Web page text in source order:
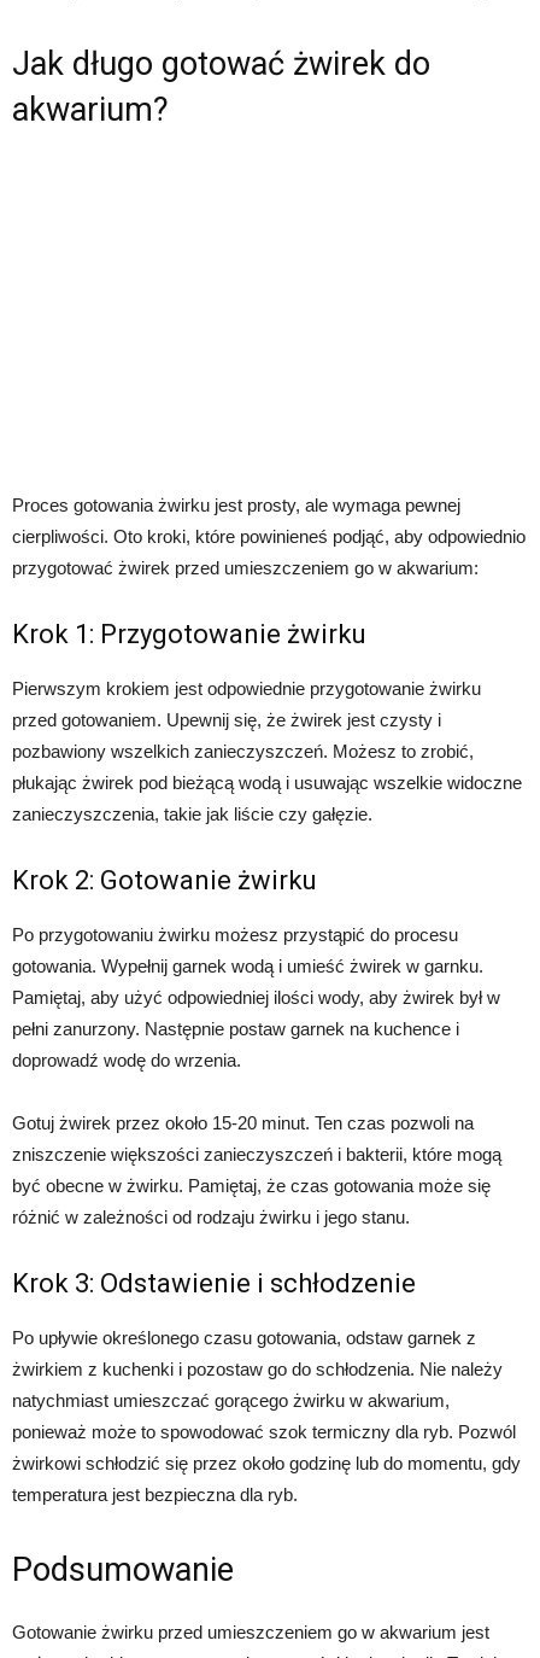
Jak długo gotować żwirek do
akwarium?
Proces gotowania żwirku jest prosty, ale wymaga pewnej
cierpliwości. Oto kroki, które powinieneś podjąć, aby odpowiednio
przygotować żwirek przed umieszczeniem go w akwarium:
Krok 1: Przygotowanie żwirku
Pierwszym krokiem jest odpowiednie przygotowanie żwirku
przed gotowaniem. Upewnij się, że żwirek jest czysty i
pozbawiony wszelkich zanieczyszczeń. Możesz to zrobić,
płukając żwirek pod bieżącą wodą i usuwając wszelkie widoczne
zanieczyszczenia, takie jak liście czy gałęzie.
Krok 2: Gotowanie żwirku
Po przygotowaniu żwirku możesz przystąpić do procesu
gotowania. Wypełnij garnek wodą i umieść żwirek w garnku.
Pamiętaj, aby użyć odpowiedniej ilości wody, aby żwirek był w
pełni zanurzony. Następnie postaw garnek na kuchence i
doprowadź wodę do wrzenia.
Gotuj żwirek przez około 15-20 minut. Ten czas pozwoli na
zniszczenie większości zanieczyszczeń i bakterii, które mogą
być obecne w żwirku. Pamiętaj, że czas gotowania może się
różnić w zależności od rodzaju żwirku i jego stanu.
Krok 3: Odstawienie i schłodzenie
Po upływie określonego czasu gotowania, odstaw garnek z
żwirkiem z kuchenki i pozostaw go do schłodzenia. Nie należy
natychmiast umieszczać gorącego żwirku w akwarium,
ponieważ może to spowodować szok termiczny dla ryb. Pozwól
żwirkowi schłodzić się przez około godzinę lub do momentu, gdy
temperatura jest bezpieczna dla ryb.
Podsumowanie
Gotowanie żwirku przed umieszczeniem go w akwarium jest